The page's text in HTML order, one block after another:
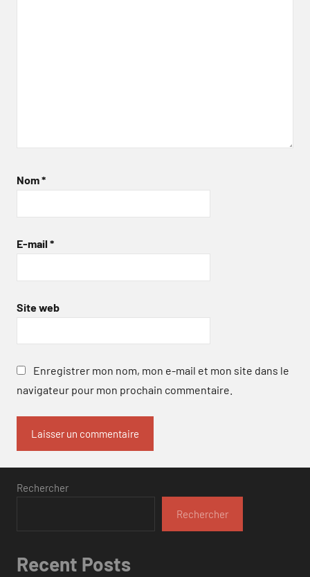
Nom*
E-mail *
Site web
Enregistrer mon nom, mon e-mail et mon site dans le
navigateur pour mon prochain commentaire.
Rechercher
Rechercher
Recent Posts